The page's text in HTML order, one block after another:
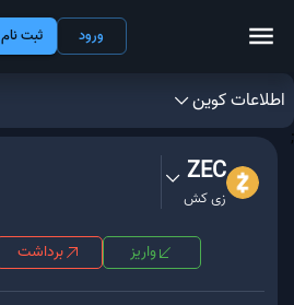
ورود ثبت نام
اطلاعات کوین
;
ZEC
زی کش
واریز برداشت